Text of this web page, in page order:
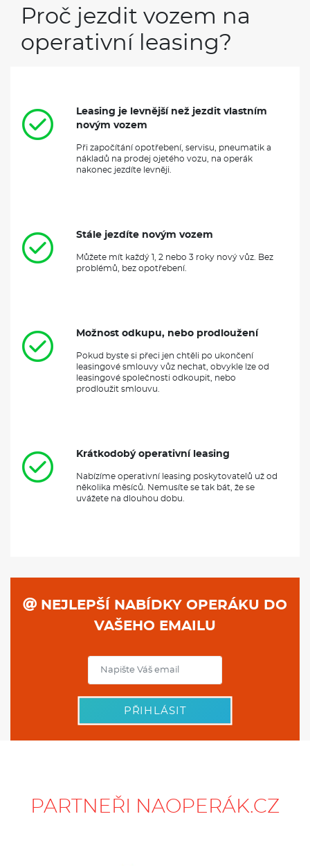
Proč jezdit vozem na
operativní leasing?
Leasing je levnější než jezdit vlastním
novým vozem
Při započítání opotřebení, servisu, pneumatik a
nákladů na prodej ojetého vozu, na operák
nakonec jezdíte levněji.
Stále jezdíte novým vozem
Můžete mít každý 1, 2 nebo 3 roky nový vůz. Bez
problémů, bez opotřebení.
Možnost odkupu, nebo prodloužení
Pokud byste si přeci jen chtěli po ukončení
leasingové smlouvy vůz nechat, obvykle lze od
leasingové společnosti odkoupit, nebo
prodloužit smlouvu.
Krátkodobý operativní leasing
Nabízíme operativní leasing poskytovatelů už od
několika měsíců. Nemusíte se tak bát, že se
uvážete na dlouhou dobu.
NEJLEPŠÍ NABÍDKY OPERÁKU DO
VAŠEHO EMAILU
PŘIHLÁSIT
PARTNEŘI NAOPERÁK.CZ